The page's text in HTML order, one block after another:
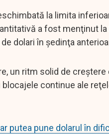
la limita
a fost menţinut
dolari în şedinţa
un ritm solid de
continue ale
putea pune dolarul în